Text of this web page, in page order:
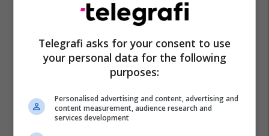
Telegrafi asks for your consent to use
your personal data for the following
purposes:
Personalised advertising and content, advertising and
content measurement, audience research and
services development